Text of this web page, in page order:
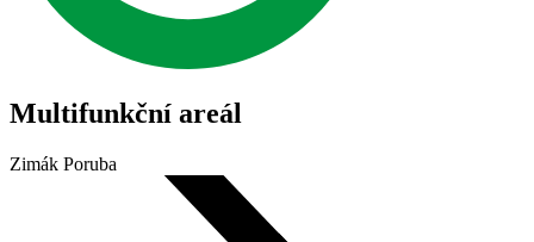
Multifunkční areál
Zimák Poruba